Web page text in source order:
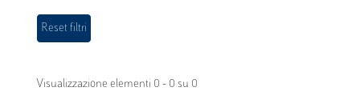
Visualizzazione elementi 0 - 0 su 0